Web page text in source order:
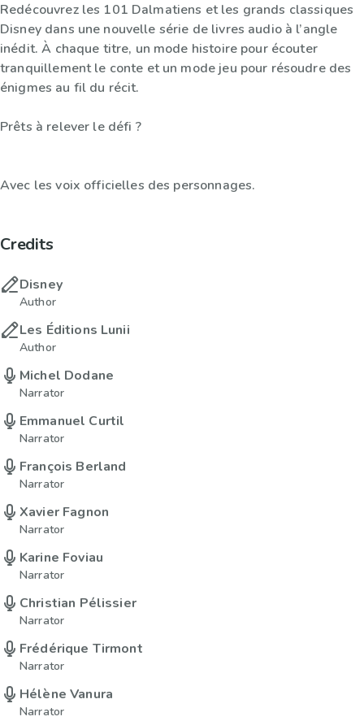
Redécouvrez les 101 Dalmatiens et les grands classiques
Disney dans une nouvelle série de livres audio à l’angle
inédit. À chaque titre, un mode histoire pour écouter
tranquillement le conte et un mode jeu pour résoudre des
énigmes au fil du récit.
Prêts à relever le défi ?
Avec les voix officielles des personnages.
Credits
Disney
Author
Les Éditions Lunii
Author
Michel Dodane
Narrator
Emmanuel Curtil
Narrator
François Berland
Narrator
Xavier Fagnon
Narrator
Karine Foviau
Narrator
Christian Pélissier
Narrator
Frédérique Tirmont
Narrator
Hélène Vanura
Narrator